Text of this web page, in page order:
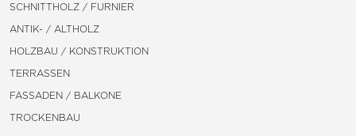
SCHNITTHOLZ / FURNIER
ANTIK- / ALTHOLZ
HOLZBAU / KONSTRUKTION
TERRASSEN
FASSADEN / BALKONE
TROCKENBAU